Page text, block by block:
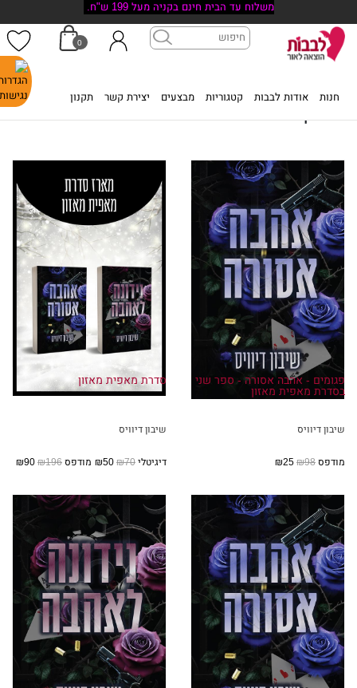
משלוח עד הבית חינם בקניה מעל 199 ש"ח.
חנות אודות לבבות קטגוריות מבצעים יצירת קשר תקנון
0
שיבון דיוויס
פגומים - אהבה אסורה - ספר שני
בסדרת מאפית מאזון
שיבון דיוויס
מודפס₪98
סדרת מאפית מאזון
שיבון דיוויס
דיגיטלי₪70 מודפס₪196